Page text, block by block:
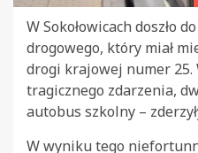
W Sokołowicach doszło
drogowego, który miał
drogi krajowej numer 25.
tragicznego zdarzenia,
autobus szkolny –
W wyniku tego